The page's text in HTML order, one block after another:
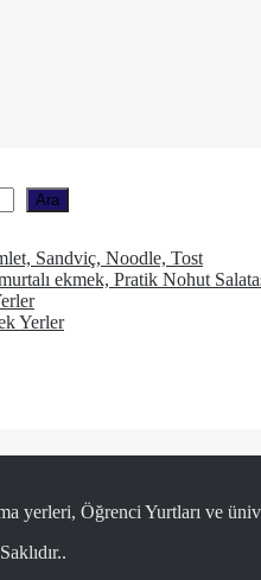
Ara
Sandviç, Noodle, Tost
ekmek, Pratik Nohut
Yerler
yerleri, Öğrenci Yurtları ve